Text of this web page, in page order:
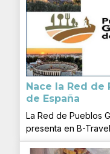
Nace la Red de
de España
La Red de Pueblos
presenta en B-